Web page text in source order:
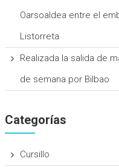
Oarsoaldea entre el
Listorreta
Realizada la salida de
de semana por Bilbao
Categorías
Cursillo